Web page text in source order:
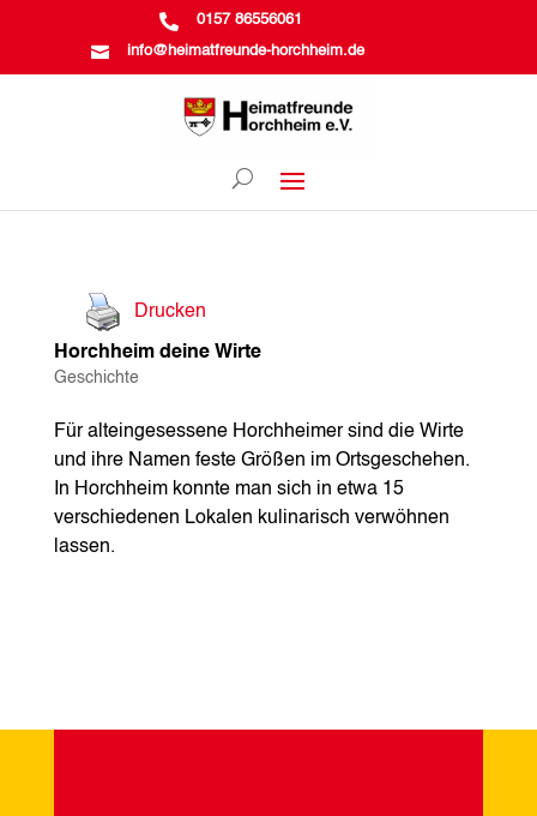
 0157 86556061
 info@heimatfreunde-horchheim.de
Drucken
Horchheim deine Wirte
Geschichte
Für alteingesessene Horchheimer sind die Wirte
und ihre Namen feste Größen im Ortsgeschehen.
In Horchheim konnte man sich in etwa 15
verschiedenen Lokalen kulinarisch verwöhnen
lassen.